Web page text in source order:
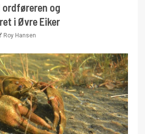
og
i Øvre Eiker
Roy Hansen